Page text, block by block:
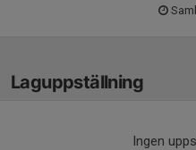
Laguppställning
Ingen